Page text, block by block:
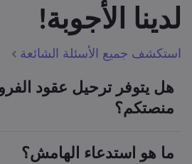
لدينا الأجوبة!
استكشف جميع الأسئلة الشائعة
هل يتوفر ترحيل عقود
منصتكم؟
ما هو استدعاء الهامش؟